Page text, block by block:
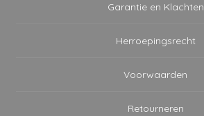
Garantie en Klachten
Herroepingsrecht
Voorwaarden
Retourneren